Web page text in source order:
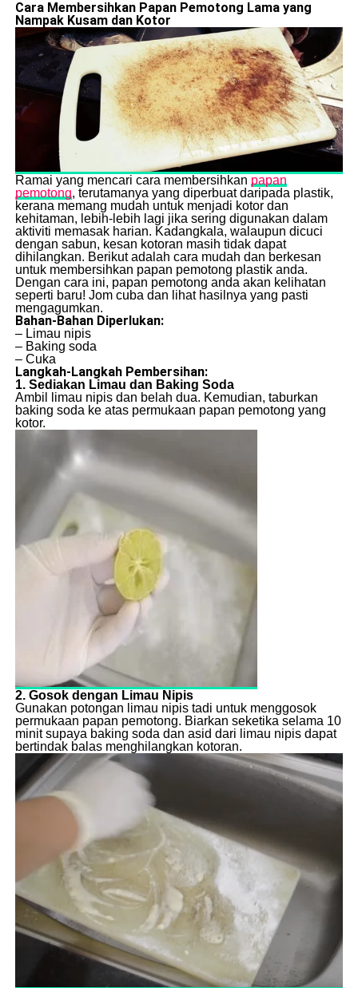
Cara Membersihkan Papan Pemotong Lama yang
Nampak Kusam dan Kotor
Ramai yang mencari cara membersihkan papan
pemotong, terutamanya yang diperbuat daripada plastik,
kerana memang mudah untuk menjadi kotor dan
kehitaman, lebih-lebih lagi jika sering digunakan dalam
aktiviti memasak harian. Kadangkala, walaupun dicuci
dengan sabun, kesan kotoran masih tidak dapat
dihilangkan. Berikut adalah cara mudah dan berkesan
untuk membersihkan papan pemotong plastik anda.
Dengan cara ini, papan pemotong anda akan kelihatan
seperti baru! Jom cuba dan lihat hasilnya yang pasti
mengagumkan.
Bahan-Bahan Diperlukan:
– Limau nipis
– Baking soda
– Cuka
Langkah-Langkah Pembersihan:
1. Sediakan Limau dan Baking Soda
Ambil limau nipis dan belah dua. Kemudian, taburkan
baking soda ke atas permukaan papan pemotong yang
kotor.
2. Gosok dengan Limau Nipis
Gunakan potongan limau nipis tadi untuk menggosok
permukaan papan pemotong. Biarkan seketika selama 10
minit supaya baking soda dan asid dari limau nipis dapat
bertindak balas menghilangkan kotoran.